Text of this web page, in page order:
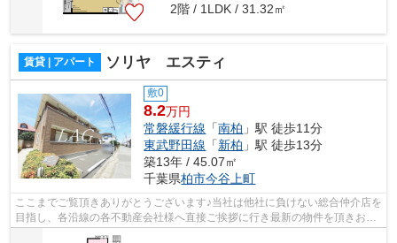
2階 / 1LDK / 31.32㎡
賃貸 | アパート ソリヤ エスティ
敷0
8.2万円
常磐緩行線 「南柏 」駅 徒歩11分
東武野田線 「新柏 」駅 徒歩13分
築13年 / 45.07㎡
千葉県柏市今谷上町
ここまでご覧頂きありがとうございます♪当社は他社に負けない総合仲介店を
目指し、各沿線の各不動産会社様へ直接ご挨拶に行き最新の物件を頂きお客
様へ提供しております！最新の情報は...